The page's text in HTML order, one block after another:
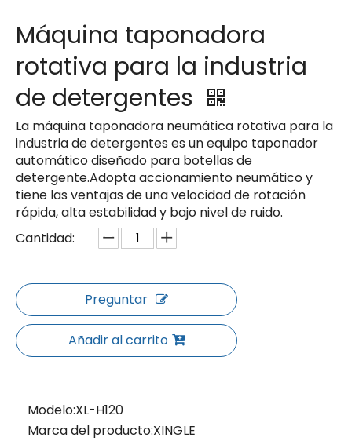
Máquina taponadora
rotativa para la industria
de detergentes
La máquina taponadora neumática rotativa para la
industria de detergentes es un equipo taponador
automático diseñado para botellas de
detergente.Adopta accionamiento neumático y
tiene las ventajas de una velocidad de rotación
rápida, alta estabilidad y bajo nivel de ruido.
Cantidad:
Preguntar
Añadir al carrito
Modelo:XL-H120
Marca del producto:XINGLE